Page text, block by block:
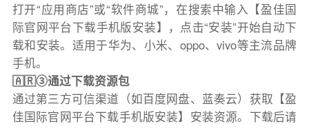
打开“应用商店”或“软件商城”，在搜索中输入【盈佳国
际官网平台下载手机版安装】，点击“安装”开始自动下
载和安装。适用于华为、小米、oppo、vivo等主流品牌
手机。
🇦🇷③通过下载资源包
通过第三方可信渠道（如百度网盘、蓝奏云）获取【盈
佳国际官网平台下载手机版安装】安装资源。下载后请